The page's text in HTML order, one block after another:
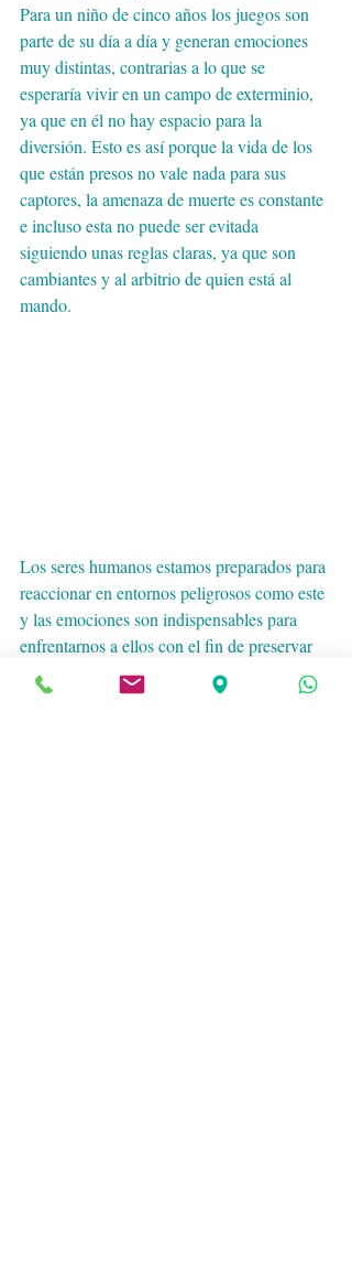
Para un niño de cinco años los juegos son
parte de su día a día y generan emociones
muy distintas, contrarias a lo que se
esperaría vivir en un campo de exterminio,
ya que en él no hay espacio para la
diversión. Esto es así porque la vida de los
que están presos no vale nada para sus
captores, la amenaza de muerte es constante
e incluso esta no puede ser evitada
siguiendo unas reglas claras, ya que son
cambiantes y al arbitrio de quien está al
mando.
Los seres humanos estamos preparados para
reaccionar en entornos peligrosos como este
y las emociones son indispensables para
enfrentarnos a ellos con el fin de preservar
la vida. La emoción de miedo que se
experimenta en situaciones de amenaza, es